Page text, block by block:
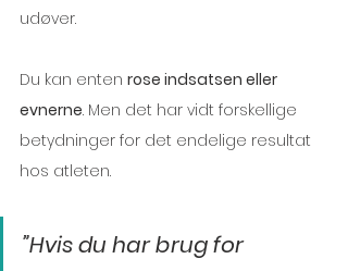
udøver.
Du kan enten rose indsatsen eller
evnerne. Men det har vidt forskellige
betydninger for det endelige resultat
hos atleten.
”Hvis du har brug for